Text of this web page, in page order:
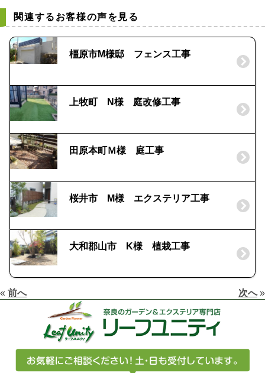
関連するお客様の声を見る
橿原市M様邸 フェンス工事
上牧町 N様 庭改修工事
田原本町Ｍ様 庭工事
桜井市 M様 エクステリア工事
大和郡山市 K様 植栽工事
« 前へ 次へ»